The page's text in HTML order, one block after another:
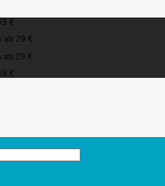
€
ab 29 €
ab 29 €
€